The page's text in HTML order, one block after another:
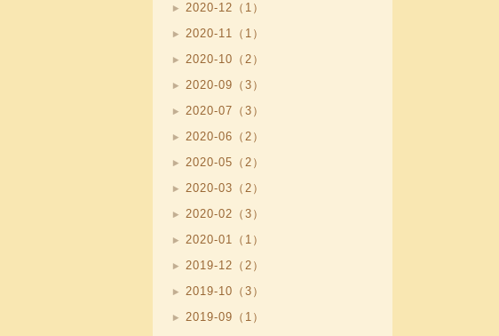
2020-12（1）
2020-11（1）
2020-10（2）
2020-09（3）
2020-07（3）
2020-06（2）
2020-05（2）
2020-03（2）
2020-02（3）
2020-01（1）
2019-12（2）
2019-10（3）
2019-09（1）